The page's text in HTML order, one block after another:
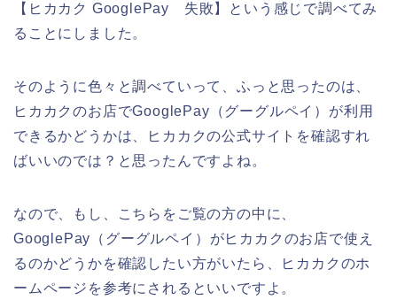
【ヒカカク GooglePay 失敗】という感じで調べてみ
ることにしました。
そのように色々と調べていって、ふっと思ったのは、
ヒカカクのお店でGooglePay（グーグルペイ）が利用
できるかどうかは、ヒカカクの公式サイトを確認すれ
ばいいのでは？と思ったんですよね。
なので、もし、こちらをご覧の方の中に、
GooglePay（グーグルペイ）がヒカカクのお店で使え
るのかどうかを確認したい方がいたら、ヒカカクのホ
ームページを参考にされるといいですよ。